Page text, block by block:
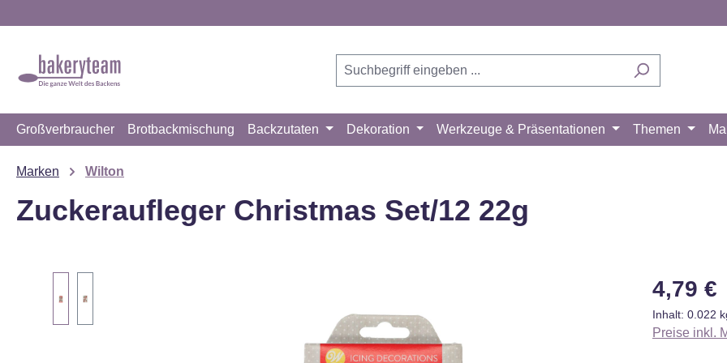
Großverbraucher Brotbackmischung Backzutaten Dekoration Werkzeuge & Präsentationen Themen
Marken Wilton
Zuckeraufleger Christmas Set/12 22g
Regulärer
4,79 €
Inhalt: 0.022
Preise inkl.